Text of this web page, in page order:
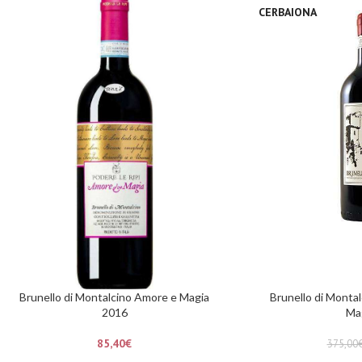
Brunello di Montalcino Amore e Magia
2016
85,40€
CERBAIONA
Brunello di
375,00